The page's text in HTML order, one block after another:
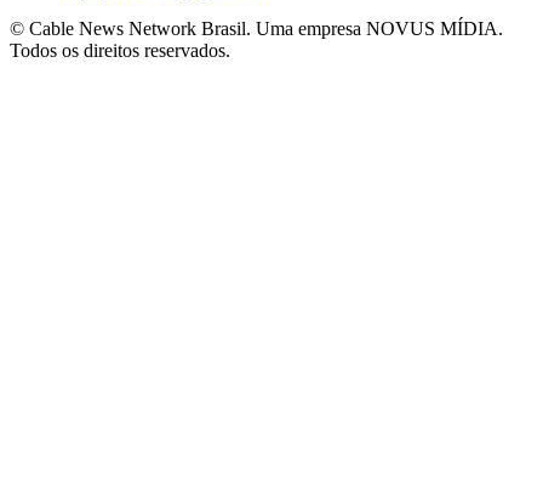
© Cable News Network Brasil. Uma empresa NOVUS MÍDIA.
Todos os direitos reservados.